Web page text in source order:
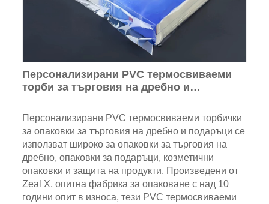
Персонализирани PVC термосвиваеми
торби за търговия на дребно и
Персонализирани PVC термосвиваеми торбички
за опаковки за търговия на дребно и подаръци се
използват широко за опаковки за търговия на
дребно, опаковки за подаръци, козметични
опаковки и защита на продукти. Произведени от
Zeal X, опитна фабрика за опаковане с над 10
години опит в износа, тези PVC термосвиваеми